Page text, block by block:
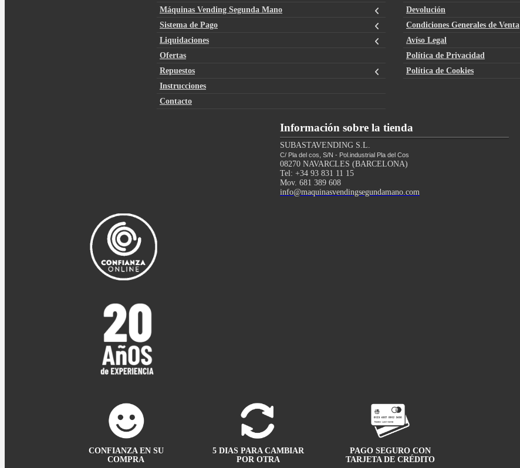
Máquinas Vending Segunda Mano
Sistema de Pago
Liquidaciones
Ofertas
Repuestos
Instrucciones
Contacto
Devolución
Condiciones Generales de Venta
Avíso Legal
Política de Privacidad
Política de Cookies
Información sobre la tienda
SUBASTAVENDING S.L.
C/ Pla del cos, S/N - Pol.industrial Pla del Cos
08270 NAVARCLES (BARCELONA)
Tel: +34 93 831 11 15
Mov. 681 389 608
info@maquinasvendingsegundamano.com
CONFIANZA EN SU
COMPRA
5 DIAS PARA CAMBIAR
POR OTRA
PAGO SEGURO CON
TARJETA DE CRÉDITO